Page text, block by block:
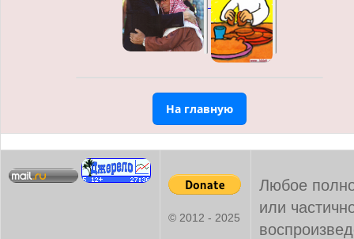
На главную
© 2012 - 2025
Любое
или